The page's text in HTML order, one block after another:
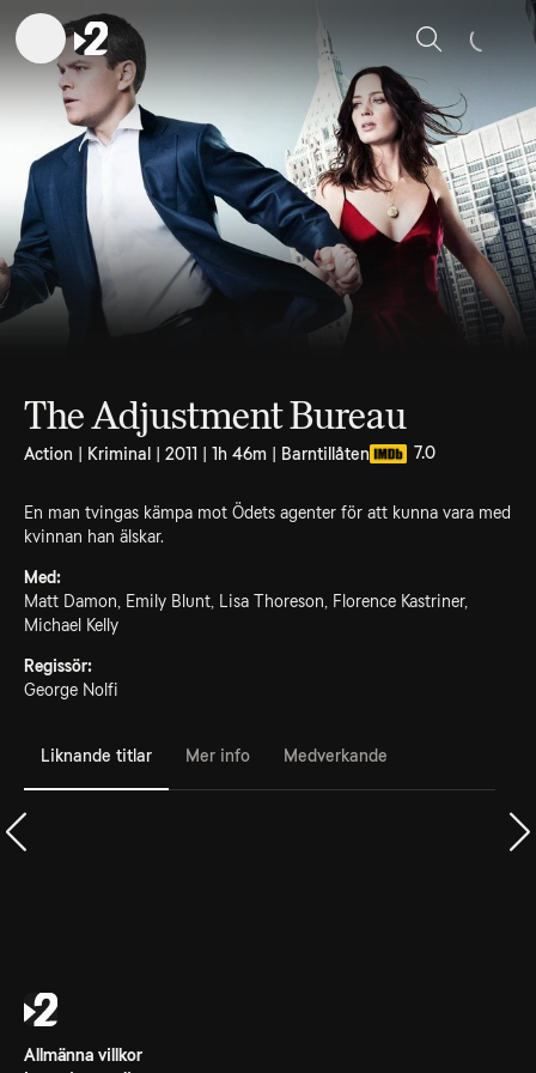
Sök
The Adjustment Bureau
Action | Kriminal | 2011 | 1h 46m | Barntillåten 7.0
En man tvingas kämpa mot Ödets agenter för att kunna vara med
kvinnan han älskar.
Med:
Matt Damon, Emily Blunt, Lisa Thoreson, Florence Kastriner,
Michael Kelly
Regissör:
George Nolfi
Liknande titlar Mer info Medverkande
Allmänna villkor